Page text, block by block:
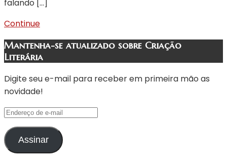
falando […]
Continue
Mantenha-se atualizado sobre Criação
Literária
Digite seu e-mail para receber em primeira mão as
novidade!
Endereço
de
e-
mail
Assinar